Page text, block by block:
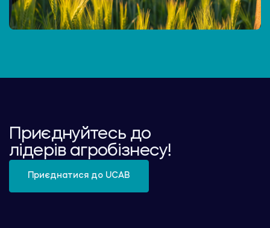
Приєднуйтесь до
лідерів агробізнесу!
Приєднатися до UCAB